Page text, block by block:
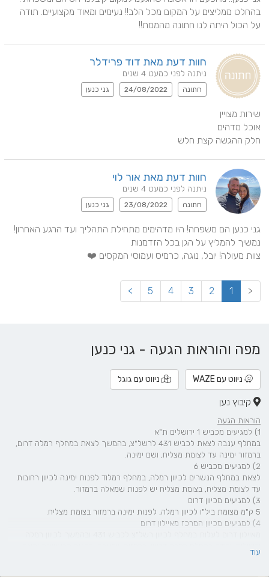
על הכול היתה לנו חתונה מהממת!!
חוות דעת מאת דוד פרידלר
ניתנה לפני כמעט 4 שנים
חתונה 24/08/2022 גני כנען
חלק ההגשה קצת חלש
חוות דעת מאת אור לוי
ניתנה לפני כמעט 4 שנים
חתונה 23/08/2022 גני כנען
צוות מעולה! יובל, נוגה, כרמיס ועמוסי המקסים ❤️
<
1
2
3
4
5
>
מפה והוראות הגעה - גני כנען
ניווט עם WAZE ניווט עם גוגל
קיבוץ נען
הוראות הגעה
1) למגיעים מכביש 1 ירושלים ת"א
במחלף ענבה לצאת לכביש 431 לרשל"צ, בהמשך לצאת במחלף רמלה דרום,
ברמזור ימינה עד לצומת מצליח, ושם ימינה.
2) למגיעים מכביש 6
לצאת במחלף הנשרים לכיוון רמלה, במחלף רמלוד לפנות ימינה לכיוון רחובות
עד לצומת מצליח, בצומת מצליח יש לפנות שמאלה ברמזור.
3) למגיעים מכיוון דרום
5 ק"מ מצומת ביל"ו לכיוון רמלה, לפנות ימינה ברמזור בצומת מצליח.
4) למגיעים מכיוון המרכז מאיילון דרום
למושב מצליח.
עוד